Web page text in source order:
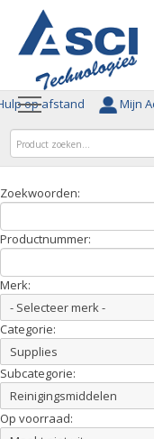
op afstand Mijn
Zoekwoorden:
Productnummer:
Merk:
Categorie:
Subcategorie:
Op voorraad: